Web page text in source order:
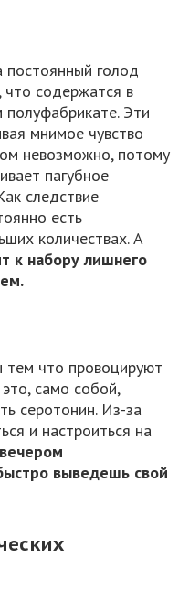
постоянный голод
содержатся в
Эти
мнимое чувство
невозможно, потому
пагубное
следствие
есть
количествах. А
к набору лишнего
что провоцируют
само собой,
серотонин. Из-за
и настроиться на
выведешь свой